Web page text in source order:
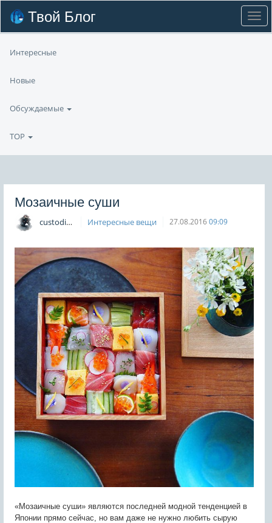
Твой Блог
Интересные
Новые
Обсуждаемые
TOP
Мозаичные суши
custodian Интересные вещи 27.08.2016 09:09
«Мозаичные суши» являются последней модной тенденцией в
Японии прямо сейчас, но вам даже не нужно любить сырую